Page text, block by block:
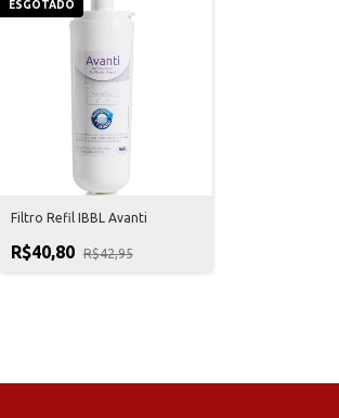
ESGOTADO
Filtro Refil IBBL Avanti
R$40,80 R$42,95